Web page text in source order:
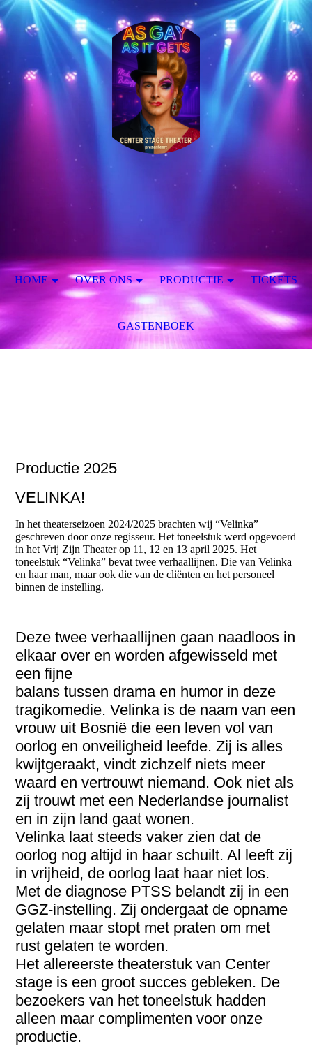
Productie 2025
VELINKA!
In het theaterseizoen 2024/2025 brachten wij “Velinka”
geschreven door onze regisseur. Het toneelstuk werd opgevoerd
in het Vrij Zijn Theater op 11, 12 en 13 april 2025. Het
toneelstuk “Velinka” bevat twee verhaallijnen. Die van Velinka
en haar man, maar ook die van de cliënten en het personeel
binnen de instelling.
Deze twee verhaallijnen gaan naadloos in
elkaar over en worden afgewisseld met
een fijne
balans tussen drama en humor in deze
tragikomedie. Velinka is de naam van een
vrouw uit Bosnië die een leven vol van
oorlog en onveiligheid leefde. Zij is alles
kwijtgeraakt, vindt zichzelf niets meer
waard en vertrouwt niemand. Ook niet als
zij trouwt met een Nederlandse journalist
en in zijn land gaat wonen.
Velinka laat steeds vaker zien dat de
oorlog nog altijd in haar schuilt. Al leeft zij
in vrijheid, de oorlog laat haar niet los.
Met de diagnose PTSS belandt zij in een
GGZ-instelling. Zij ondergaat de opname
gelaten maar stopt met praten om met
rust gelaten te worden.
Het allereerste theaterstuk van Center
stage is een groot succes gebleken. De
bezoekers van het toneelstuk hadden
alleen maar complimenten voor onze
productie.
HOME OVER ONS PRODUCTIE TICKETS
GASTENBOEK